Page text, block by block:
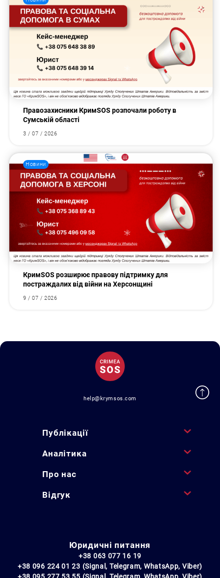
Правозахисники КримSOS розпочали роботу в
Сумській області
3 / 07 / 2026
Новини
КримSOS розширює правову підтримку для
постраждалих від війни на Херсонщині
9 / 07 / 2026
help@krymsos.com
Публікації
Аналітика
Про нас
Відгук
Юридичні питання
+38 063 077 16 19
+38 096 224 01 23 (Signal, Telegram, WhatsApp, Viber)
+38 095 277 53 55 (Signal, Telegram, WhatsApp, Viber)